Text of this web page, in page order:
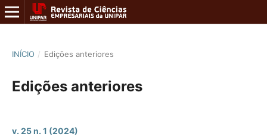
INÍCIO / Edições anteriores
Edições anteriores
v. 25 n. 1 (2024)